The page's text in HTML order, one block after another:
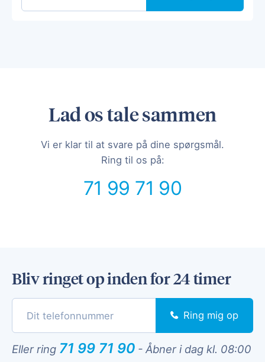
Lad os tale sammen
Vi er klar til at svare på dine spørgsmål.
Ring til os på:
71 99 71 90
Bliv ringet op inden for 24 timer
Ring mig op
Eller ring 71 99 71 90 - Åbner i dag kl. 08:00